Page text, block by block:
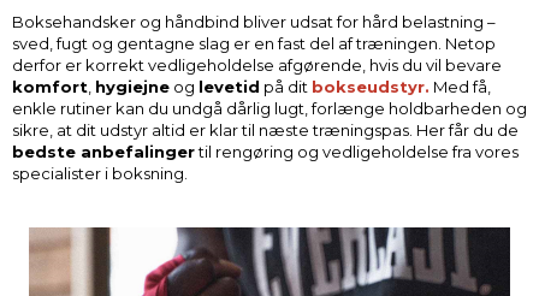
Boksehandsker og håndbind bliver udsat for hård belastning –
sved, fugt og gentagne slag er en fast del af træningen. Netop
derfor er korrekt vedligeholdelse afgørende, hvis du vil bevare
komfort hygiejne og levetid på dit bokseudstyr. Med få,
enkle rutiner kan du undgå dårlig lugt, forlænge holdbarheden og
sikre, at dit udstyr altid er klar til næste træningspas. Her får du de
bedste anbefalingertil rengøring og vedligeholdelse fra vores
specialister i boksning.